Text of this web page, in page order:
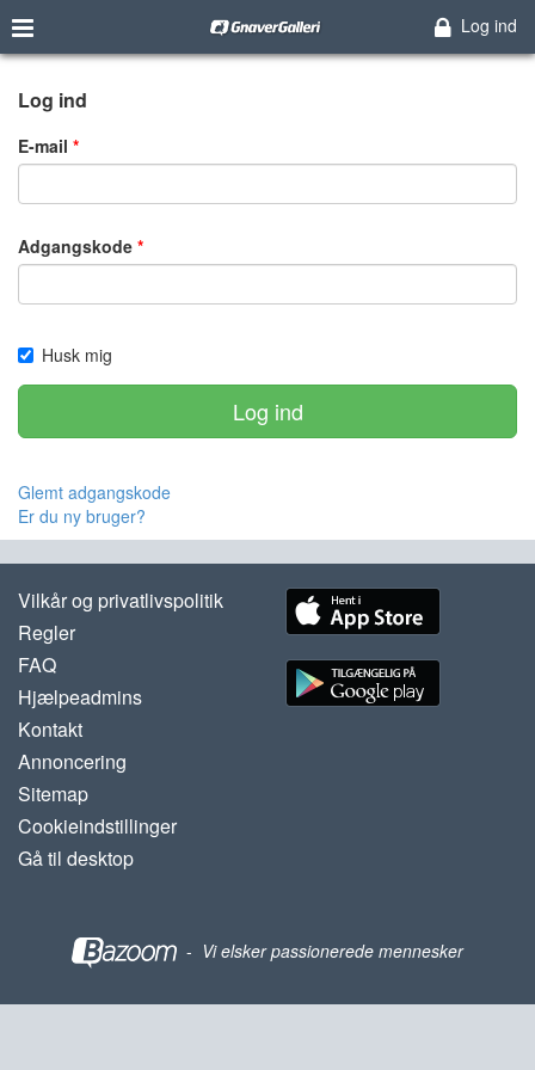
Log ind
Log ind
E-mail
Adgangskode
Husk mig
Log ind
Glemt adgangskode
Er du ny bruger?
Vilkår og privatlivspolitik
Regler
FAQ
Hjælpeadmins
Kontakt
Annoncering
Sitemap
Cookieindstillinger
Gå til desktop
- Vi elsker passionerede mennesker